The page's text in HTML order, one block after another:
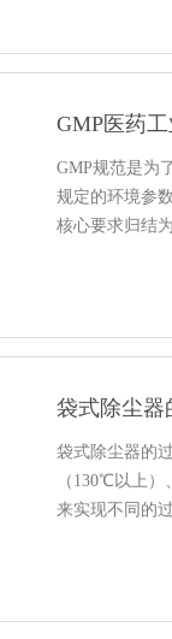
GMP医药
GMP规范是为
规定的环境参
核心要求归结
袋式除尘器
袋式除尘器的
（130℃以上
来实现不同的